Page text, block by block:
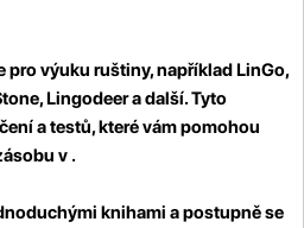
výuku ruštiny, například LinGo,
Lingodeer a další. Tyto
a testů, které vám pomohou
v .
knihami a postupně se